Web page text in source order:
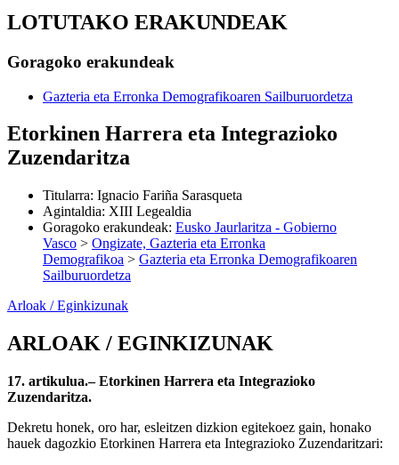
LOTUTAKO ERAKUNDEAK
Goragoko erakundeak
Gazteria eta Erronka Demografikoaren Sailburuordetza
Etorkinen Harrera eta Integrazioko
Zuzendaritza
Titularra: Ignacio Fariña Sarasqueta
Agintaldia: XIII Legealdia
Goragoko erakundeak: Eusko Jaurlaritza - Gobierno
Vasco > Ongizate, Gazteria eta Erronka
Demografikoa > Gazteria eta Erronka Demografikoaren
Sailburuordetza
Arloak / Eginkizunak
ARLOAK / EGINKIZUNAK
17. artikulua.– Etorkinen Harrera eta Integrazioko
Zuzendaritza.
Dekretu honek, oro har, esleitzen dizkion egitekoez gain, honako
hauek dagozkio Etorkinen Harrera eta Integrazioko Zuzendaritzari: